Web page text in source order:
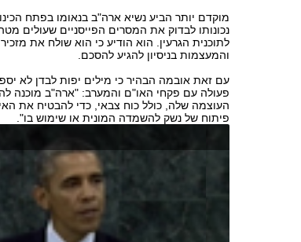
מוקדם יותר הביע נשיא ארה"ב בנאומו בפתח
נכונותו לבדוק את המסרים הפייסניים שעולים
לתוכנית הגרעין. הוא הודיע כי הוא שולח את
והמעצמות בניסיון להגיע להסכם.
עם זאת אובמה הבהיר כי מילים יפות לבדן לא
פעולה עם פקחי האו"ם והמערב: "ארה"ב מוכנה
העוצמה שלה, כולל כוח צבאי, כדי להבטיח את
פיתוח של נשק להשמדה המונית או שימוש בו".